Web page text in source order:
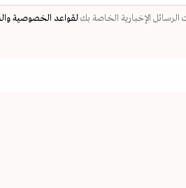
الإخبارية الخاصة بكلقواعد الخصوصية